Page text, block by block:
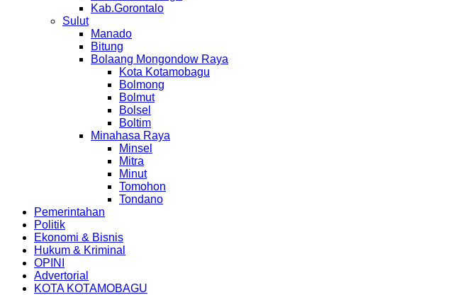
Kab.Gorontalo
Sulut
Manado
Bitung
Bolaang Mongondow Raya
Kota Kotamobagu
Bolmong
Bolmut
Bolsel
Boltim
Minahasa Raya
Minsel
Mitra
Minut
Tomohon
Tondano
Pemerintahan
Politik
Ekonomi & Bisnis
Hukum & Kriminal
OPINI
Advertorial
KOTA KOTAMOBAGU